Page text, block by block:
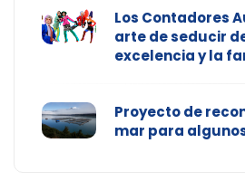
Los Contadores
arte de seducir
excelencia y la
Proyecto de
mar para